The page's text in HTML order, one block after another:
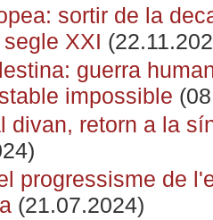
sortir de la
XXI
guerra
impossible
divan, retorn a la
progressisme de
(21.07.2024)